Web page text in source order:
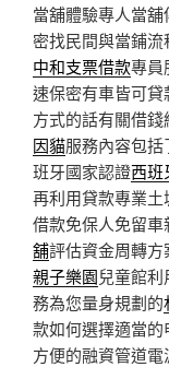
當舖體驗專人當
密找民間與當鋪
中和支票借款專員
速保密有車皆可貸
方式的話有關借
因貓服務內容包
班牙國家認證西班
再利用貸款專業土
借款免保人免留
舖評估資金周轉
親子樂園兒童館
務為您量身規劃的
款如何選擇適當
方便的融資管道